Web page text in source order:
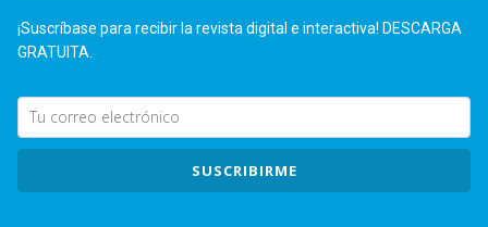
¡Suscríbase para recibir la revista digital e interactiva! DESCARGA
GRATUITA.
SUSCRIBIRME